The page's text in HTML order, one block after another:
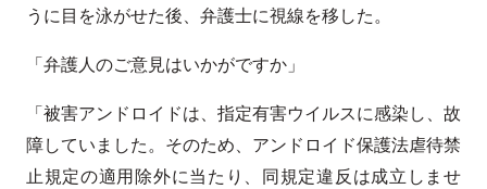
うに目を泳がせた後、弁護士に視線を移した。
「弁護人のご意見はいかがですか」
「被害アンドロイドは、指定有害ウイルスに感染し、故
障していました。そのため、アンドロイド保護法虐待禁
止規定の適用除外に当たり、同規定違反は成立しませ